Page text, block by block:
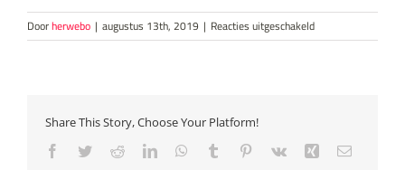
Doorherwebo | augustus 13th, 2019 | Reacties uitgeschakeldvoor
Afbeelding1
Share This Story, Choose Your Platform!
Facebook
TwitterRedditLinkedInWhatsApp
Tumblr Pinterest
Vk Xing E-